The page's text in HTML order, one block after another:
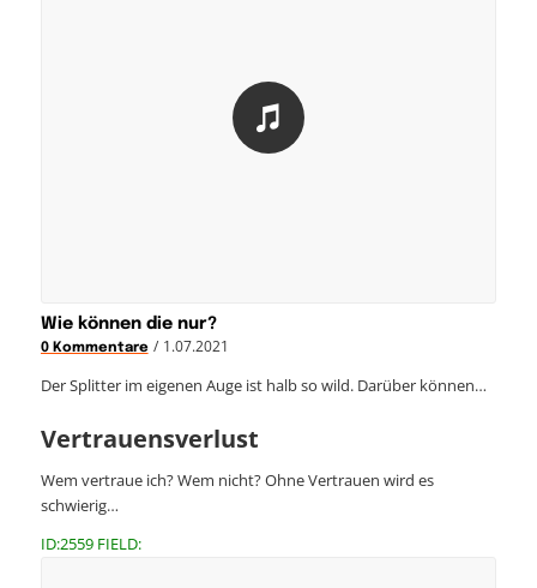
Wie können die nur?
0 Kommentare / 1.07.2021
Der Splitter im eigenen Auge ist halb so wild. Darüber können…
Vertrauensverlust
Wem vertraue ich? Wem nicht? Ohne Vertrauen wird es
schwierig…
ID:2559 FIELD: